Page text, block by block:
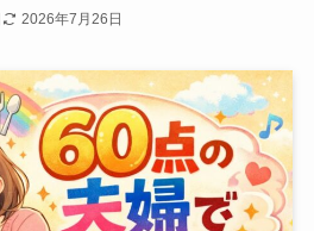
2026年7月26日